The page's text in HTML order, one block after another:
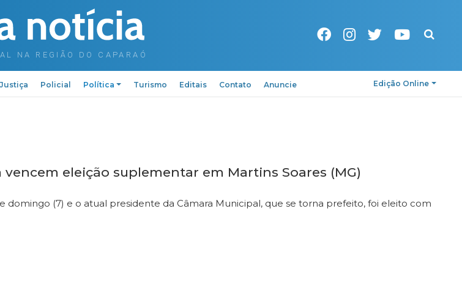
Pesquisa
Justiça Policial Política Turismo Editais Contato Anuncie Edição Online
vencem eleição suplementar em Martins Soares (MG)
domingo (7) e o atual presidente da Câmara Municipal, que se torna prefeito, foi eleito com